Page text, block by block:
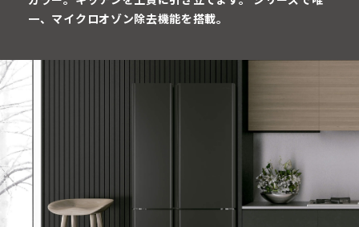
一、マイクロオゾン除去機能を搭載。